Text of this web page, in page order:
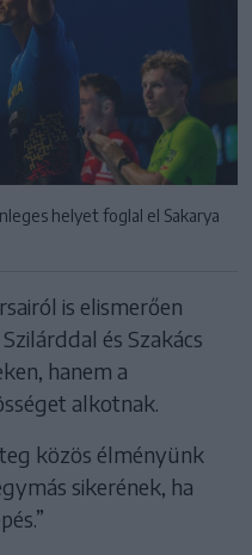
helyet foglal el Sakarya
is elismerően
és Szakács
hanem a
alkotnak.
közös élményünk
sikerének, ha